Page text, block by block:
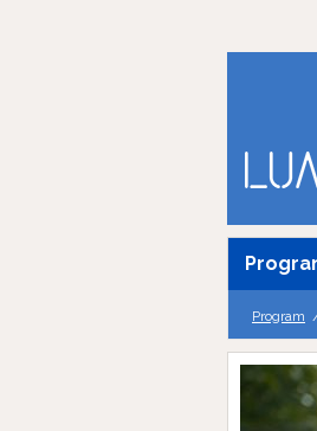
Program